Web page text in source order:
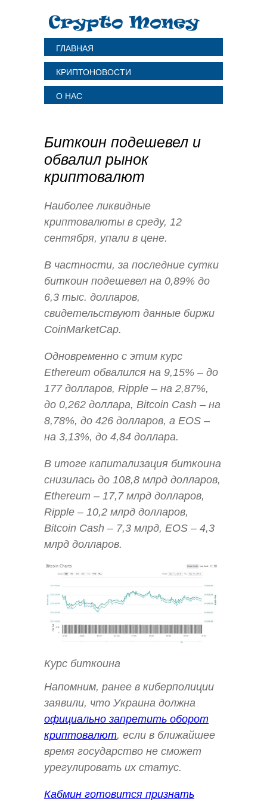
ГЛАВНАЯ
КРИПТОНОВОСТИ
О НАС
Биткоин подешевел и
обвалил рынок
криптовалют
Наиболее ликвидные
криптовалюты в среду, 12
сентября, упали в цене.
В частности, за последние сутки
биткоин подешевел на 0,89% до
6,3 тыс. долларов,
свидетельствуют данные биржи
CoinMarketCap.
Одновременно с этим курс
Ethereum обвалился на 9,15% – до
177 долларов, Ripple – на 2,87%,
до 0,262 доллара, Bitcoin Саsh – на
8,78%, до 426 долларов, а EOS –
на 3,13%, до 4,84 доллара.
В итоге капитализация биткоина
снизилась до 108,8 млрд долларов,
Ethereum – 17,7 млрд долларов,
Ripple – 10,2 млрд долларов,
Bitcoin Саsh – 7,3 млрд, EOS – 4,3
млрд долларов.
Курс биткоина
Напомним, ранее в киберполиции
заявили, что Украина должна
официально запретить оборот
криптовалют, если в ближайшее
время государство не сможет
урегулировать их статус.
Кабмин готовится признать